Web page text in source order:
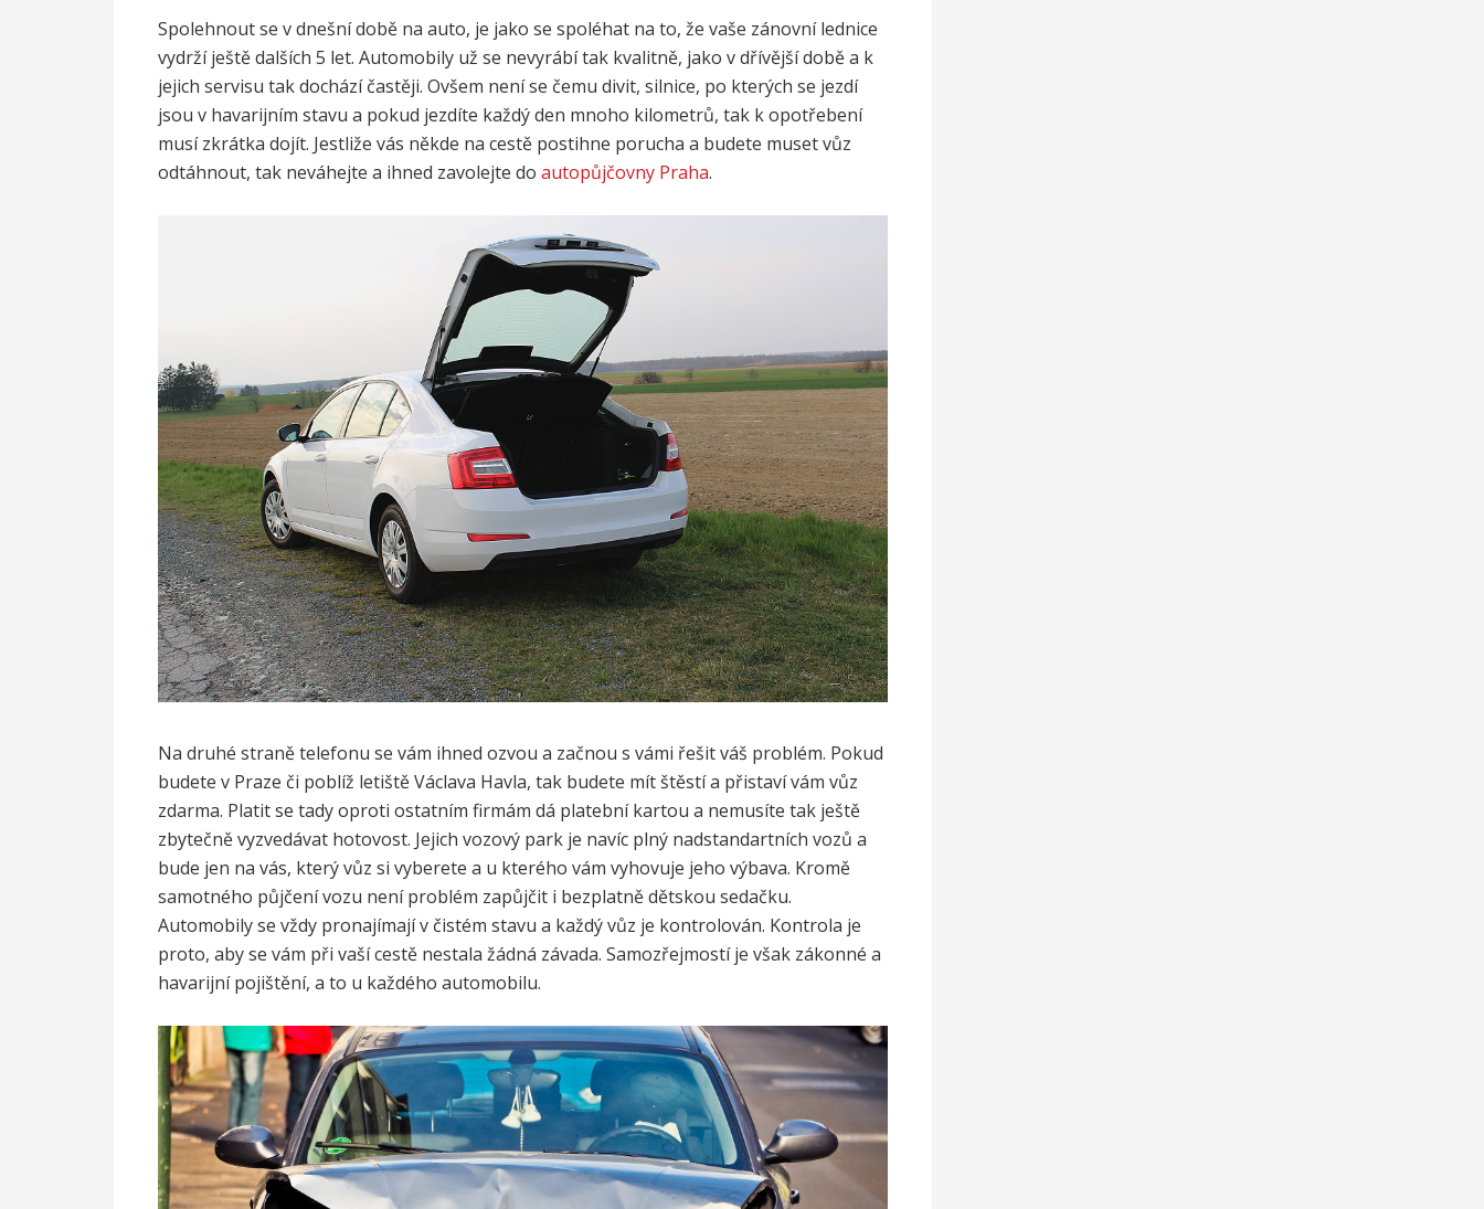
Spolehnout se v dnešní době na auto, je jako se spoléhat na to, že vaše zánovní lednice
vydrží ještě dalších 5 let. Automobily už se nevyrábí tak kvalitně, jako v dřívější době a k
jejich servisu tak dochází častěji. Ovšem není se čemu divit, silnice, po kterých se jezdí
jsou v havarijním stavu a pokud jezdíte každý den mnoho kilometrů, tak k opotřebení
musí zkrátka dojít. Jestliže vás někde na cestě postihne porucha a budete muset vůz
odtáhnout, tak neváhejte a ihned zavolejte do autopůjčovny Praha.
Na druhé straně telefonu se vám ihned ozvou a začnou s vámi řešit váš problém. Pokud
budete v Praze či poblíž letiště Václava Havla, tak budete mít štěstí a přistaví vám vůz
zdarma. Platit se tady oproti ostatním firmám dá platební kartou a nemusíte tak ještě
zbytečně vyzvedávat hotovost. Jejich vozový park je navíc plný nadstandartních vozů a
bude jen na vás, který vůz si vyberete a u kterého vám vyhovuje jeho výbava. Kromě
samotného půjčení vozu není problém zapůjčit i bezplatně dětskou sedačku.
Automobily se vždy pronajímají v čistém stavu a každý vůz je kontrolován. Kontrola je
proto, aby se vám při vaší cestě nestala žádná závada. Samozřejmostí je však zákonné a
havarijní pojištění, a to u každého automobilu.